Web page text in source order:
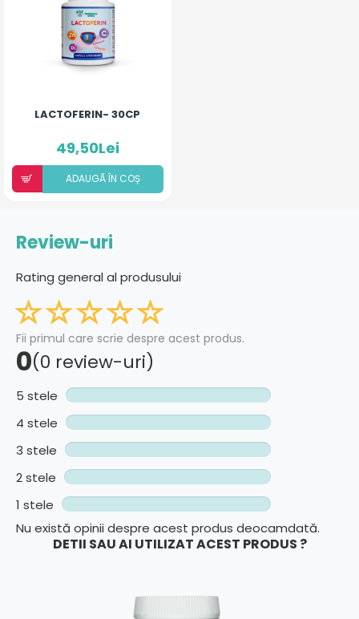
LACTOFERIN- 30CP
49,50Lei
ADAUGÃ ÎN COȘ
Review-uri
Rating general al produsului
Fii primul care scrie despre acest produs.
0(0 review-uri)
5 stele
4 stele
3 stele
2 stele
1 stele
Nu există opinii despre acest produs deocamdată.
DETII SAU AI UTILIZAT ACEST PRODUS ?